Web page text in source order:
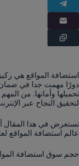
استضافة المواقع هي
دورًا مهمت جدا في ضمان
تحميلها وأمانها. من
لتحقيق النجاح عبر
نستعرض في هذا المقال
عالم استضافة المواقع لعام
حجم سوق استضافة